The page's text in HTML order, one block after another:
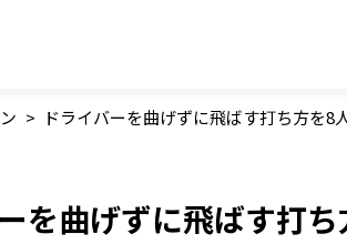
> ドライバーを曲げずに飛ばす打ち方を8
を曲げずに飛ばす打